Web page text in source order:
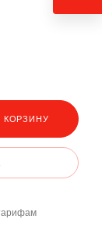
КОРЗИНУ